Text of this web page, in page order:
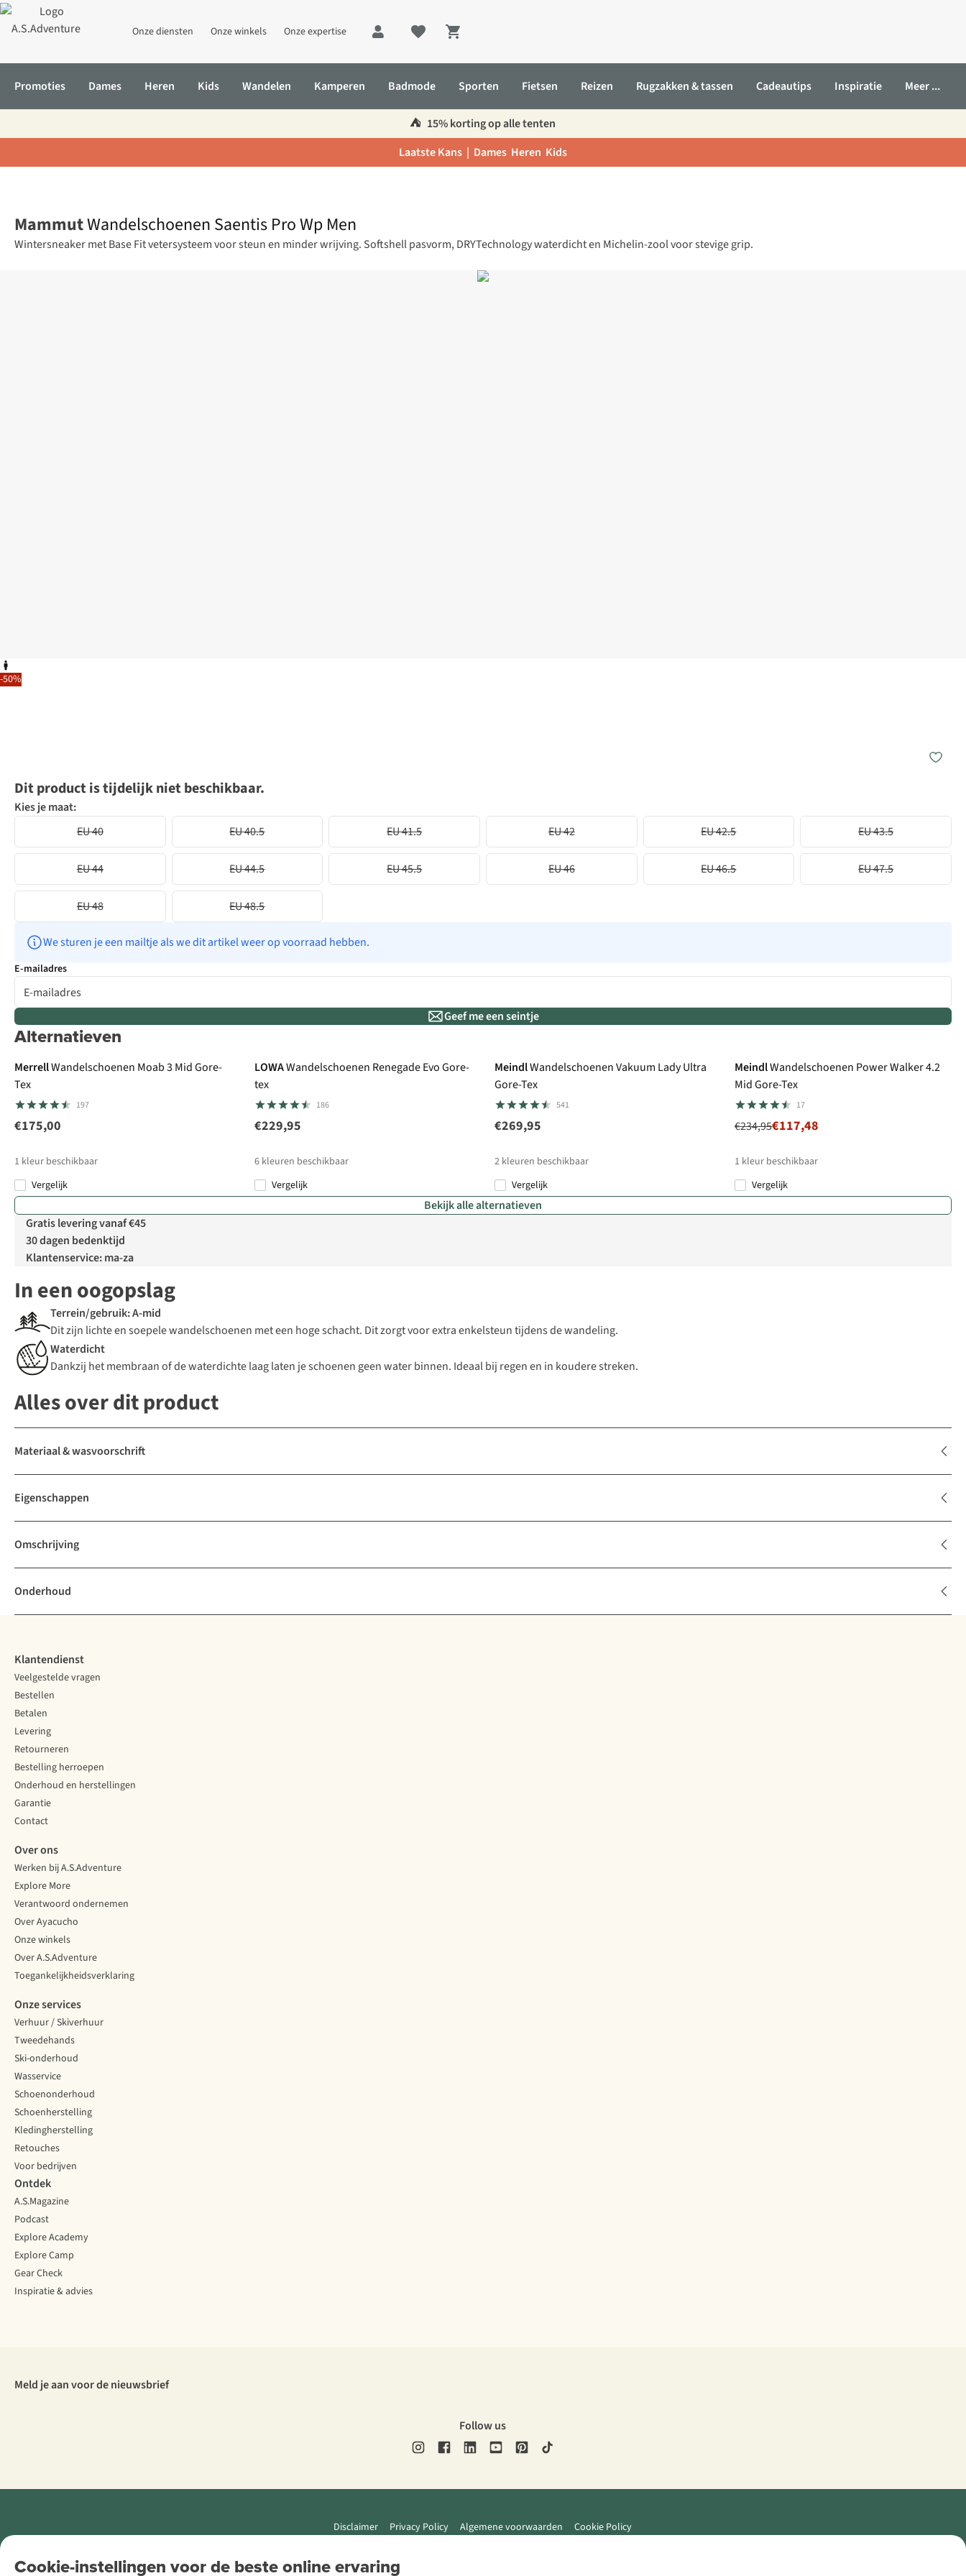
Onze diensten Onze winkels Onze expertise
Shopping cart
Promoties Dames Heren Kids Wandelen Kamperen Badmode Sporten Fietsen Reizen Rugzakken & tassen Cadeautips Inspiratie Meer ...
⛺️ 15% korting op alle tenten
Laatste Kans | Dames Heren Kids
-50%
MammutWandelschoenen Saentis Pro Wp Men
Wintersneaker met Base Fit vetersysteem voor steun en minder wrijving. Softshell pasvorm, DRYTechnology waterdicht en Michelin-zool voor stevige grip.
Dit product is tijdelijk niet beschikbaar.
Kies je maat:
EU 40
EU 40.5 EU 41.5 EU 42 EU 42.5 EU 43.5
EU 44 EU 44.5 EU 45.5 EU 46 EU 46.5 EU 47.5
EU 48 EU 48.5
We sturen je een mailtje als we dit artikel weer op voorraad hebben.
E-mailadres
Geef me een seintje
Alternatieven
Gore-Tex
MerrellWandelschoenen Moab 3 Mid Gore-
Tex
197
€175,00
1 kleur beschikbaar
Vergelijk
LOWAWandelschoenen Renegade Evo Gore-
tex
186
€229,95
6 kleuren beschikbaar
Vergelijk
MeindlWandelschoenen Vakuum Lady Ultra
Gore-Tex
541
€269,95
2 kleuren beschikbaar
Vergelijk
MeindlWandelschoenen Power Walker 4.2
Mid Gore-Tex
17
€234,95€117,48
1 kleur beschikbaar
Vergelijk
Bekijk alle alternatieven
Gratis levering vanaf €45
30 dagen bedenktijd
Klantenservice: ma-za
In een oogopslag
Terrein/gebruik: A-mid
Dit zijn lichte en soepele wandelschoenen met een hoge schacht. Dit zorgt voor extra enkelsteun tijdens de wandeling.
Waterdicht
Dankzij het membraan of de waterdichte laag laten je schoenen geen water binnen. Ideaal bij regen en in koudere streken.
Alles over dit product
Materiaal & wasvoorschrift
Eigenschappen
Omschrijving
Onderhoud
Cookie-instellingen voor de beste online ervaring
Klantendienst
Veelgestelde vragen
Bestellen
Betalen
Levering
Retourneren
Bestelling herroepen
Onderhoud en herstellingen
Garantie
Contact
Over ons
Werken bij A.S.Adventure
Explore More
Verantwoord ondernemen
Over Ayacucho
Onze winkels
Over A.S.Adventure
Toegankelijkheidsverklaring
Onze services
Verhuur / Skiverhuur
Tweedehands
Ski-onderhoud
Wasservice
Schoenonderhoud
Schoenherstelling
Kledingherstelling
Retouches
Voor bedrijven
Ontdek
A.S.Magazine
Podcast
Explore Academy
Explore Camp
Gear Check
Inspiratie & advies
Meld je aan voor de nieuwsbrief
Follow us
Disclaimer Privacy Policy Algemene voorwaarden Cookie Policy
Retail Concepts